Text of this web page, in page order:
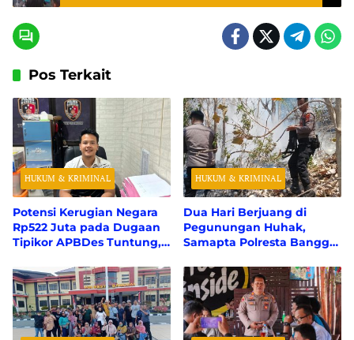
Pos Terkait
HUKUM & KRIMINAL
Potensi Kerugian Negara
Rp522 Juta pada Dugaan
Tipikor APBDes Tuntung,
Perhitungan Resmi dari
BPK RI
HUKUM & KRIMINAL
Dua Hari Berjuang di
Pegunungan Huhak,
Samapta Polresta Banggai
Hektare Karhutla